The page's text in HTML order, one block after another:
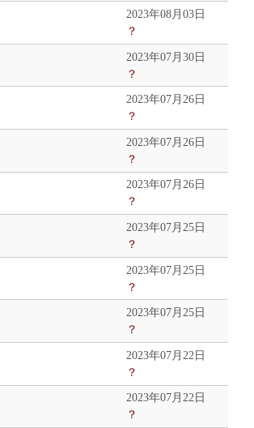
2023年08月03日
？
2023年07月30日
？
2023年07月26日
？
2023年07月26日
？
2023年07月26日
？
2023年07月25日
？
2023年07月25日
？
2023年07月25日
？
2023年07月22日
？
2023年07月22日
？